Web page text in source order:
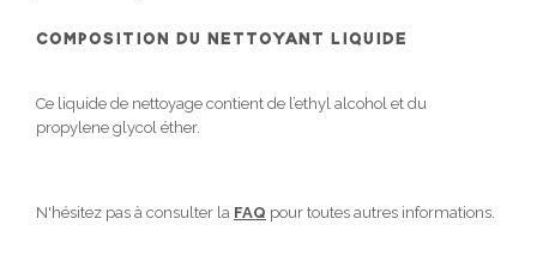
COMPOSITION DU NETTOYANT LIQUIDE
Ce liquide de nettoyage contient de l’ethyl alcohol et du
propylene glycol éther.
N'hésitez pas à consulter la FAQ pour toutes autres informations.